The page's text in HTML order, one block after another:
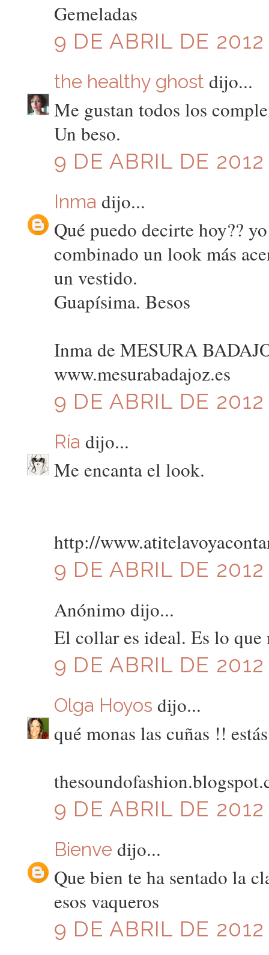
Gemeladas
9 DE ABRIL DE
the healthy ghost dijo...
Me gustan todos los
Un beso.
9 DE ABRIL DE
Inma dijo...
Qué puedo decirte hoy??
combinado un look más
un vestido.
Guapísima. Besos
Inma de MESURA
www.mesurabadajoz.es
9 DE ABRIL DE
Ría dijo...
Me encanta el look.
http://
9 DE ABRIL DE
Anónimo dijo...
El collar es ideal. Es lo que
9 DE ABRIL DE
Olga Hoyos dijo...
qué monas las cuñas !!
9 DE ABRIL DE
Bienve dijo...
Que bien te ha sentado la
esos vaqueros
9 DE ABRIL DE